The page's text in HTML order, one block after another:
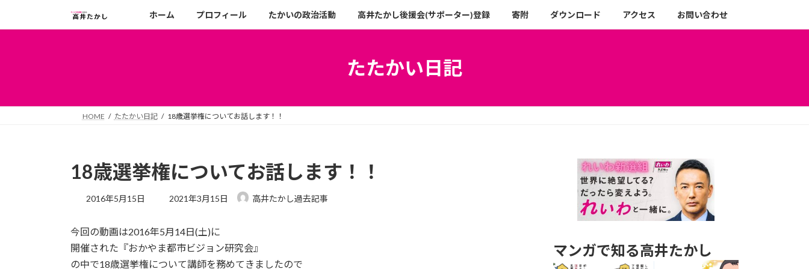
キ
に
ホーム プロフィール たかいの政治活動 高井たかし後援会(サポーター)登録 寄附 ダウンロード アクセス お問い合わせ
たたかい日記
HOME たたかい日記 18歳選挙権についてお話します！！
18歳選挙権についてお話します！！
2016年5月15日
最
新
日
時
:
2021年3月15日 高井たかし過去記事
今回の動画は2016年5月14日(土)に
開催された『おかやま都市ビジョン研究会』
の中で18歳選挙権について講師を務めてきましたので
マンガで知る高井たかし